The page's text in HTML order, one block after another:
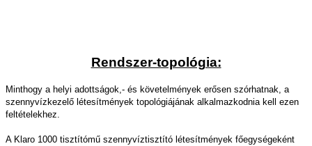
Rendszer-topológia:
Minthogy a helyi adottságok,- és követelmények erősen szórhatnak, a
szennyvízkezelő létesítmények topológiájának alkalmazkodnia kell ezen
feltételekhez.
A Klaro 1000 tisztítómű szennyvíztisztító létesítmények főegységeként